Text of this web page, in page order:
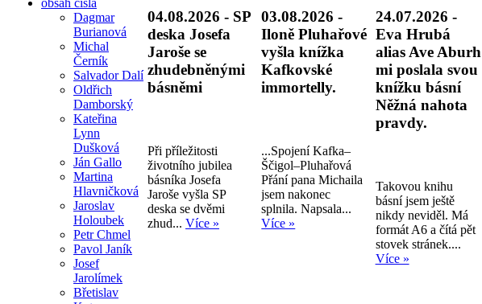
Dagmar
Burianová
Michal
Černík
Salvador Dalí
Oldřich
Damborský
Kateřina
Lynn
Dušková
Ján Gallo
Martina
Hlavničková
Jaroslav
Holoubek
Petr Chmel
Pavol Janík
Josef
Jarolímek
Břetislav
04.08.2026 - SP
deska Josefa
Jaroše se
zhudebněnými
básněmi
Při příležitosti
životního jubilea
básníka Josefa
Jaroše vyšla SP
deska se dvěmi
zhud... Více »
03.08.2026 -
Iloně Pluhařové
vyšla knížka
Kafkovské
immortelly.
...Spojení Kafka–
Ščigol–Pluhařová
Přání pana Michaila
jsem nakonec
splnila. Napsala...
Více »
24.07.2026 -
Eva Hrubá
alias Ave Aburh
mi poslala svou
knížku básní
Něžná nahota
pravdy.
Takovou knihu
básní jsem ještě
nikdy neviděl. Má
formát A6 a čítá pět
stovek stránek....
Více »